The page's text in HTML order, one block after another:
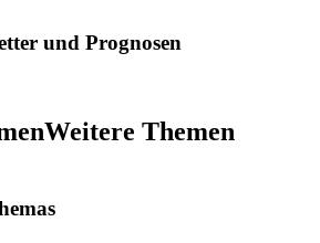
und Prognosen
Weitere Themen